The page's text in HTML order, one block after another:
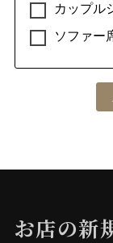
カップル
ソファー
お店の新